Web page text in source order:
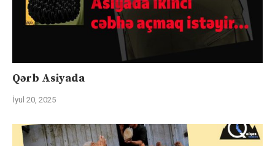
Qərb Asiyada
İyul 20, 2025